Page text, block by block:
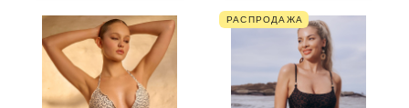
РАСПРОДАЖА